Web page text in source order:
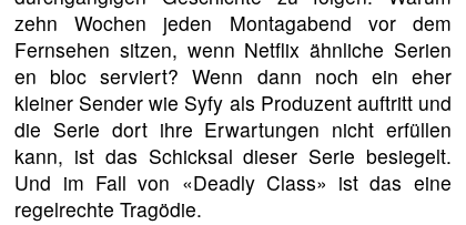
zehn Wochen jeden Montagabend vor dem
Fernsehen sitzen, wenn Netflix ähnliche Serien
en bloc serviert? Wenn dann noch ein eher
kleiner Sender wie Syfy als Produzent auftritt und
die Serie dort ihre Erwartungen nicht erfüllen
kann, ist das Schicksal dieser Serie besiegelt.
Und im Fall von «Deadly Class» ist das eine
regelrechte Tragödie.